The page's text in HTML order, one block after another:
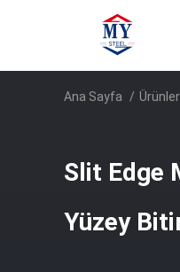
Ana Sayfa / Ürünler
Slit Edge
Yüzey